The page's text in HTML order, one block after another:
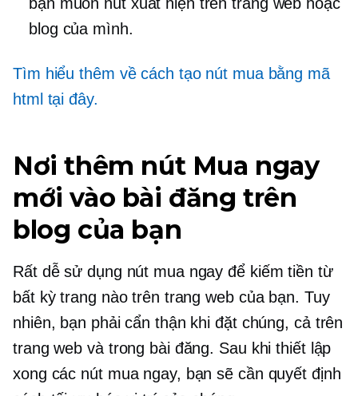
blog của mình.
Tìm hiểu thêm về cách tạo nút mua bằng mã
html tại đây.
Nơi thêm nút Mua ngay
mới vào bài đăng trên
blog của bạn
Rất dễ sử dụng nút mua ngay để kiếm tiền từ
bất kỳ trang nào trên trang web của bạn. Tuy
nhiên, bạn phải cẩn thận khi đặt chúng, cả trên
trang web và trong bài đăng. Sau khi thiết lập
xong các nút mua ngay, bạn sẽ cần quyết định